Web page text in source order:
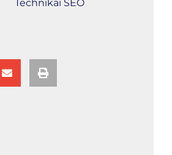
Technikai SEO